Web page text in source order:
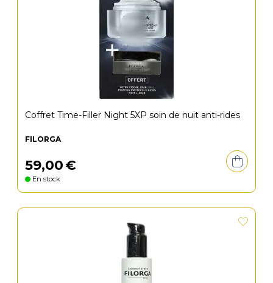
Coffret Time-Filler Night 5XP soin de nuit anti-rides
FILORGA
59,00€
En stock